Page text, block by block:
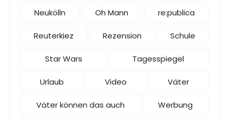
Neukölln Oh Mann re:publica
Reuterkiez Rezension Schule
Star Wars Tagesspiegel
Urlaub Video Väter
Väter können das auch Werbung